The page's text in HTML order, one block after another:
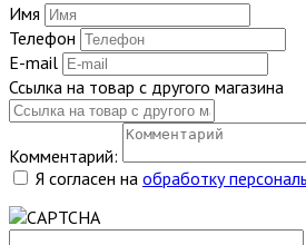
Имя
Телефон
E-mail
Ссылка на товар с другого магазина
Комментарий:
Я согласен на обработку